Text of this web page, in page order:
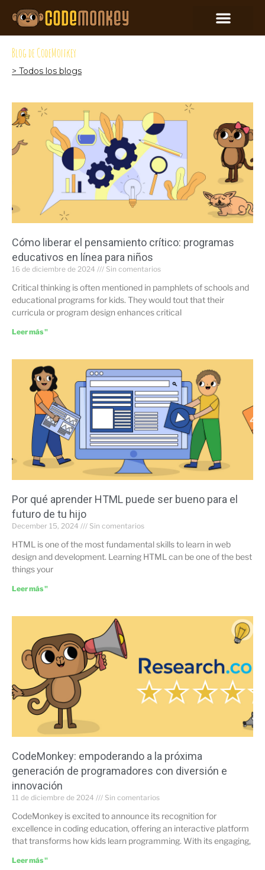
Blog de CodeMonkey
> Todos los blogs
Cómo liberar el pensamiento crítico: programas
educativos en línea para niños
16 de diciembre de 2024 Sin comentarios
Critical thinking is often mentioned in pamphlets of schools and
educational programs for kids. They would tout that their
curricula or program design enhances critical
Leer más "
Por qué aprender HTML puede ser bueno para el
futuro de tu hijo
December 15, 2024 Sin comentarios
HTML is one of the most fundamental skills to learn in web
design and development. Learning HTML can be one of the best
things your
Leer más "
CodeMonkey: empoderando a la próxima
generación de programadores con diversión e
innovación
11 de diciembre de 2024 Sin comentarios
CodeMonkey is excited to announce its recognition for
excellence in coding education, offering an interactive platform
that transforms how kids learn programming. With its engaging,
Leer más "